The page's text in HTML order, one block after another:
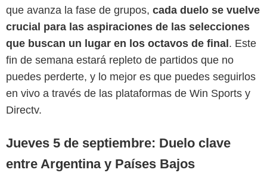
que avanza la fase de grupos, cada duelo se vuelve
crucial para las aspiraciones de las selecciones
que buscan un lugar en los octavos de final. Este
fin de semana estará repleto de partidos que no
puedes perderte, y lo mejor es que puedes seguirlos
en vivo a través de las plataformas de Win Sports y
Directv.
Jueves 5 de septiembre: Duelo clave
entre Argentina y Países Bajos
Sporting News